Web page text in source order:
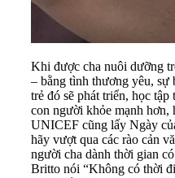
Khi được cha nuôi dưỡng
– bằng tình thương yêu, sự
trẻ đó sẽ phát triển, học
con người khỏe mạnh hơn,
UNICEF cũng lấy Ngày
hãy vượt qua các rào cản
người cha dành thời gian
Britto nói “Không có thời